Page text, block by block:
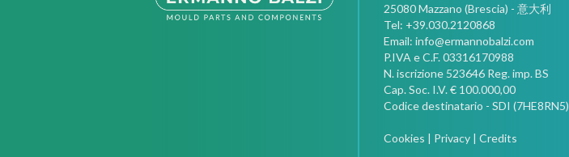
25080Mazzano (Brescia) - 意大利
Tel: +39.030.2120868
Email: info@ermannobalzi.com
P.IVA e C.F. 03316170988
N. iscrizione 523646 Reg. imp. BS
Cap. Soc. I.V. € 100.000,00
Codice destinatario - SDI (7HE8RN5)
Cookies | Privacy | Credits